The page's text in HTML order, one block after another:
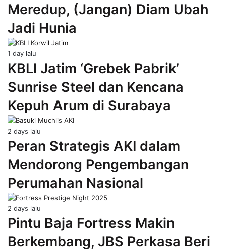
Meredup, (Jangan) Diam Ubah
Jadi Hunia
1 day lalu
KBLI Jatim ‘Grebek Pabrik’
Sunrise Steel dan Kencana
Kepuh Arum di Surabaya
2 days lalu
Peran Strategis AKI dalam
Mendorong Pengembangan
Perumahan Nasional
2 days lalu
Pintu Baja Fortress Makin
Berkembang, JBS Perkasa Beri